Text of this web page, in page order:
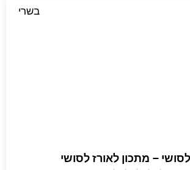
בשרי
– מתכון לאורז לסושי